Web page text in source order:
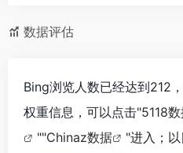
数据评估
Bing浏览人数已经达到212
权重信息，可以点击"5118
""Chinaz数据
"进入；